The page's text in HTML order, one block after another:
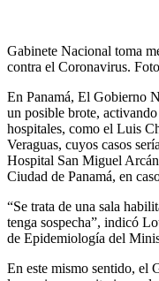
Gabinete Nacional toma
contra el Coronavirus.
En Panamá, El Gobierno
un posible brote,
hospitales, como el Luis
Veraguas, cuyos casos
Hospital San Miguel
Ciudad de Panamá, en
“Se trata de una sala
tenga sospecha”, indicó
de Epidemiología del
En este mismo sentido, el